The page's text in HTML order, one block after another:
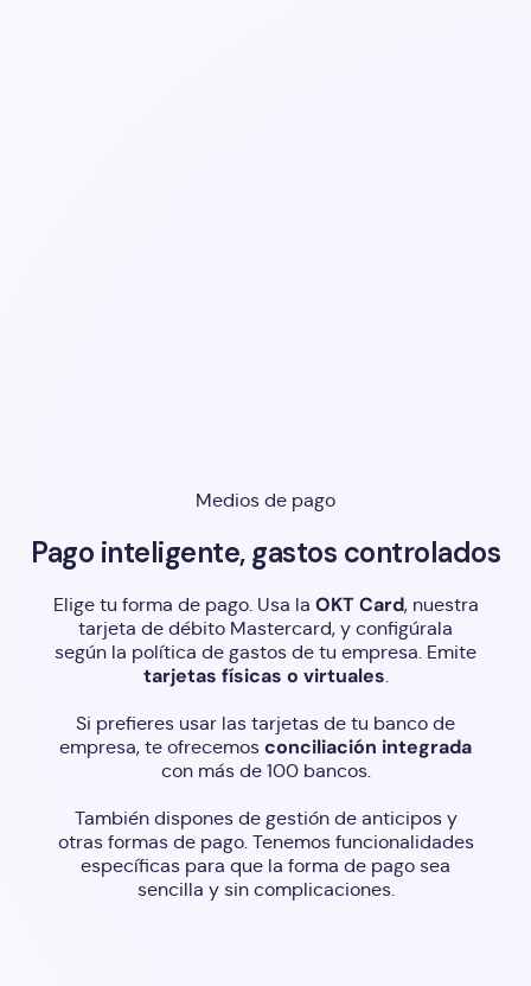
Medios de pago
Pago inteligente, gastos controlados
Elige tu forma de pago. Usa la OKT Card, nuestra
tarjeta de débito Mastercard, y configúrala
según la política de gastos de tu empresa. Emite
tarjetas físicas o virtuales
Si prefieres usar las tarjetas de tu banco de
empresa, te ofrecemos conciliación integrada
con más de 100 bancos.
También dispones de gestión de anticipos y
otras formas de pago. Tenemos funcionalidades
específicas para que la forma de pago sea
sencilla y sin complicaciones.